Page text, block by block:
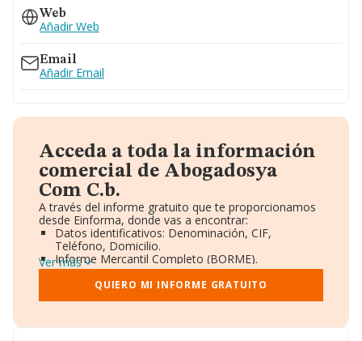
Web
Añadir Web
Email
Añadir Email
Acceda a toda la información
comercial de Abogadosya
Com C.b.
A través del informe gratuito que te proporcionamos
desde Einforma, donde vas a encontrar:
Datos identificativos: Denominación, CIF,
Teléfono, Domicilio.
Informe Mercantil Completo (BORME).
Gráficos de Evolución Ventas y Empleados.
Consejo de Administración y Administradores.
Directivos y Ejecutivos.
Ver más
QUIERO MI INFORME GRATUITO